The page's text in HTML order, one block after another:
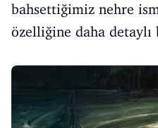
bahsettiğimiz nehre
özelliğine daha detaylı